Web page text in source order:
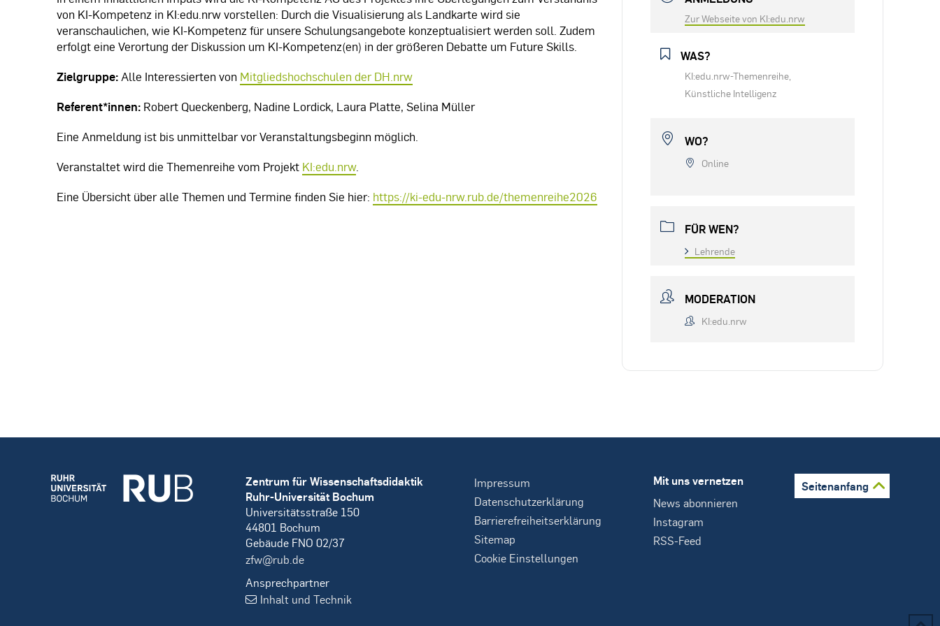
von KI-Kompetenz in KI:edu.nrw vorstellen: Durch die Visualisierung als Landkarte wird sie
veranschaulichen, wie KI-Kompetenz für unsere Schulungsangebote konzeptualisiert werden soll. Zudem
erfolgt eine Verortung der Diskussion um KI-Kompetenz(en) in der größeren Debatte um Future Skills.
Zielgruppe:Alle Interessierten von Mitgliedshochschulen der DH.nrw
Referent*innen: Robert Queckenberg, Nadine Lordick, Laura Platte, Selina Müller
Eine Anmeldung ist bis unmittelbar vor Veranstaltungsbeginn möglich.
Veranstaltet wird die Themenreihe vom Projekt KI:edu.nrw.
Eine Übersicht über alle Themen und Termine finden Sie hier: https://ki-edu-nrw.rub.de/themenreihe2026
Zur Webseite von KI:edu.nrw
WAS?
KI:edu.nrw-Themenreihe,
Künstliche Intelligenz
WO?
Online
FÜR WEN?
Lehrende
MODERATION
KI:edu.nrw
Zentrum für Wissenschaftsdidaktik
Ruhr-Universität Bochum
Universitätsstraße 150
44801 Bochum
Gebäude FNO 02/37
zfw@rub.de
Ansprechpartner
Inhalt und Technik
Impressum
Datenschutzerklärung
Barrierefreiheitserklärung
Sitemap
Cookie Einstellungen
Mit uns vernetzen
News abonnieren
Instagram
RSS-Feed
Seitenanfang